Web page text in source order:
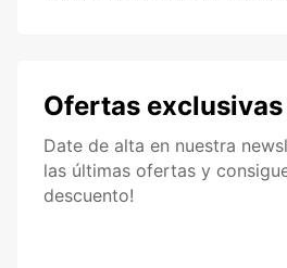
Ofertas exclusivas
Date de alta en nuestra
las últimas ofertas y
descuento!